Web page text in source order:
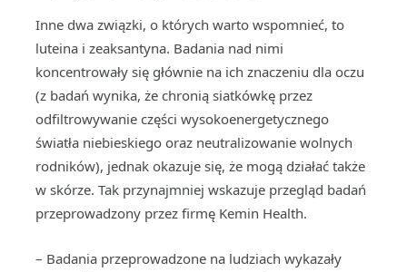
Inne dwa związki, o których warto wspomnieć, to
luteina i zeaksantyna. Badania nad nimi
koncentrowały się głównie na ich znaczeniu dla oczu
(z badań wynika, że chronią siatkówkę przez
odfiltrowywanie części wysokoenergetycznego
światła niebieskiego oraz neutralizowanie wolnych
rodników), jednak okazuje się, że mogą działać także
w skórze. Tak przynajmniej wskazuje przegląd badań
przeprowadzony przez firmę Kemin Health.
– Badania przeprowadzone na ludziach wykazały